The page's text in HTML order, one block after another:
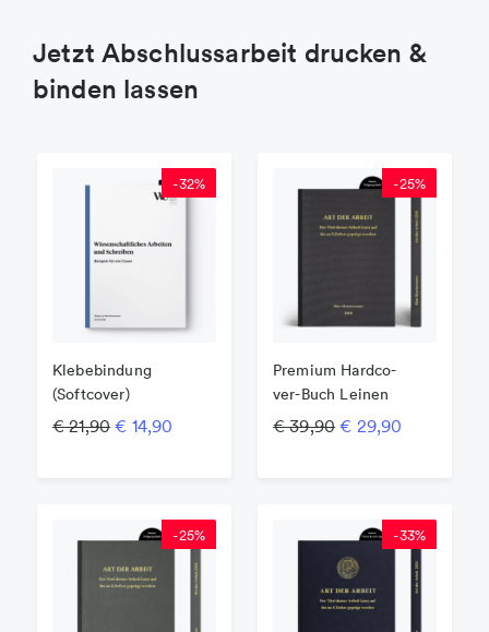
Jetzt Abschlussarbeit drucken &
binden lassen
-32%
Klebebindung
(Softcover)
€21,90Ursprünglicher Preis war: € 21,90
€ 14,90 Aktueller Preis ist: € 14,90.
-25%
Premium Har­d­­co­­
ver-Buch Leinen
€39,90Ursprünglicher
€ 29,90
-25% -33%